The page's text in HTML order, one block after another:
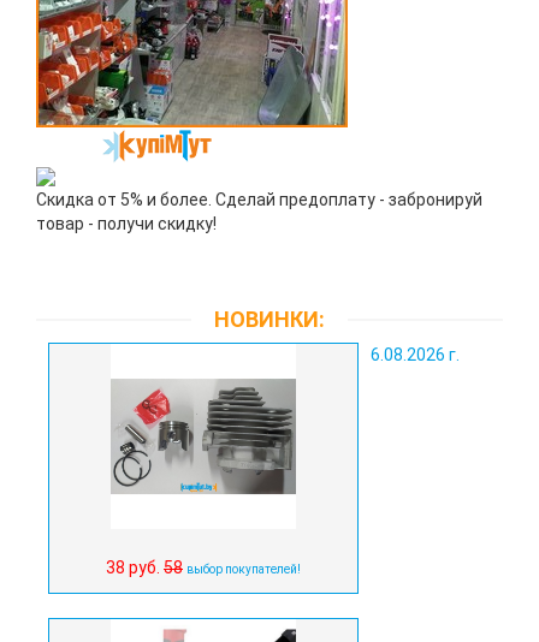
Скидка от 5% и более. Сделай предоплату - забронируй
товар - получи скидку!
НОВИНКИ:
6.08.2026 г.
38 руб. 58 выбор покупателей!